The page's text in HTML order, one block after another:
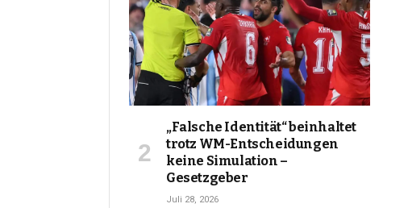
„Falsche Identität“ beinhaltet
trotz WM-Entscheidungen
keine Simulation –
Gesetzgeber
Juli 28, 2026